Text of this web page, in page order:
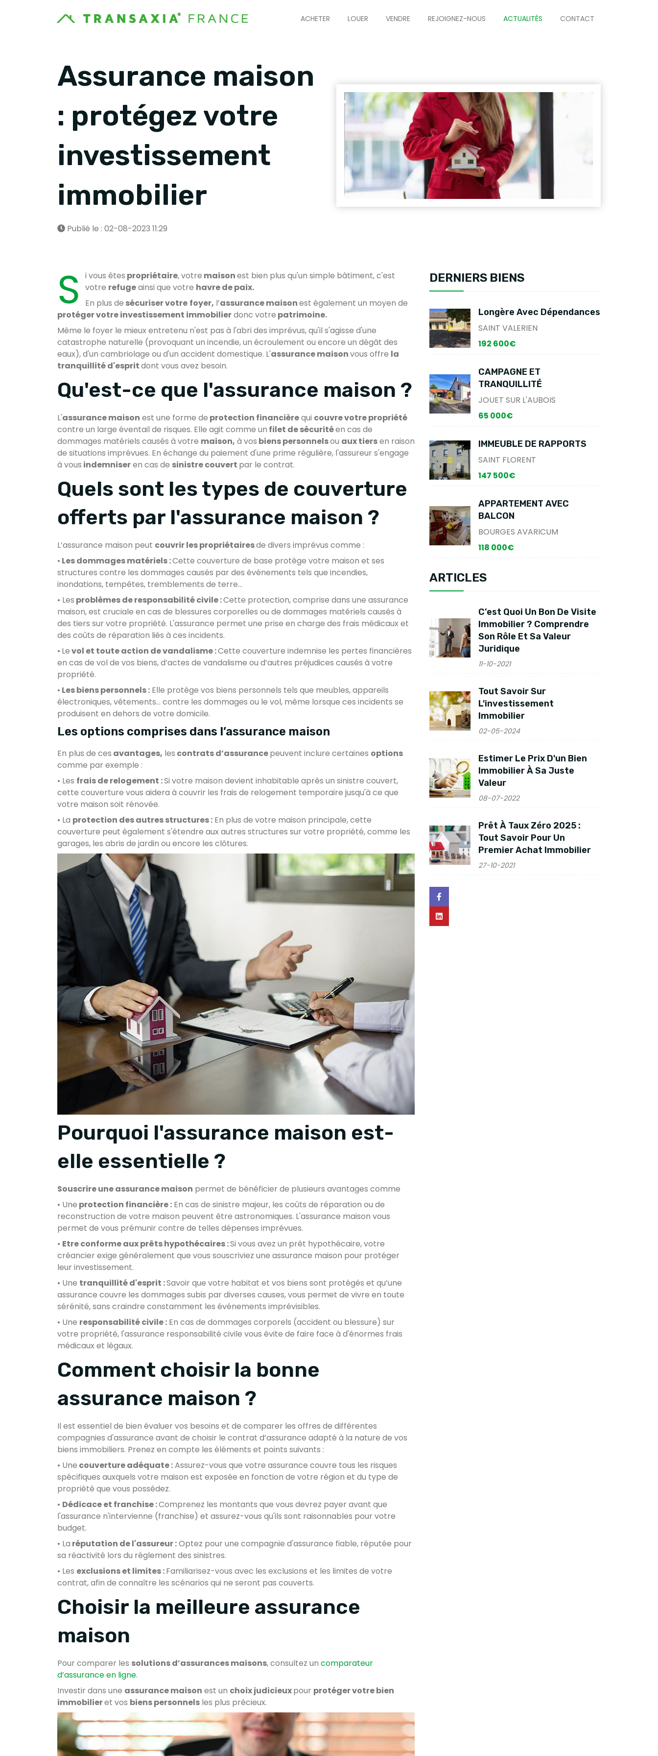
ACHETER LOUER VENDRE REJOIGNEZ-NOUS ACTUALITÉS CONTACT
Assurance maison
: protégez votre
investissement
immobilier
Publié le : 02-08-2023 11:29
S i vous êtes propriétaire, votre maisonest bien plus qu'un simple bâtiment, c'est
votre refugeainsi que votre havre de paix.
En plus de sécuriser votre foyer, l’assurance maisonest également un moyen de
protéger votre investissement immobilierdonc votre patrimoine.
Même le foyer le mieux entretenu n'est pas à l'abri des imprévus, qu'il s'agisse d'une
catastrophe naturelle (provoquant un incendie, un écroulement ou encore un dégât des
eaux), d'un cambriolage ou d'un accident domestique. L'assurance maisonvous offre la
tranquillité d'espritdont vous avez besoin.
Qu'est-ce que l'assurance maison ?
L'assurance maison est une forme de protection financièrequi couvre votre propriété
contre un large éventail de risques. Elle agit comme un filet de sécuritéen cas de
dommages matériels causés à votre maison, à vos biens personnelsou aux tiersen raison
de situations imprévues. En échange du paiement d'une prime régulière, l'assureur s'engage
à vous indemniseren cas de sinistre couvert par le contrat.
Quels sont les types de couverture
offerts par l'assurance maison ?
L’assurance maison peut couvrir les propriétairesde divers imprévus comme :
• Les dommages matériels :Cette couverture de base protège votre maison et ses
structures contre les dommages causés par des événements tels que incendies,
inondations, tempêtes, tremblements de terre…
• Les problèmes de responsabilité civile :Cette protection, comprise dans une assurance
maison, est cruciale en cas de blessures corporelles ou de dommages matériels causés à
des tiers sur votre propriété. L'assurance permet une prise en charge des frais médicaux et
des coûts de réparation liés à ces incidents.
• Levol et toute action de vandalisme :Cette couverture indemnise les pertes financières
en cas de vol de vos biens, d’actes de vandalisme ou d’autres préjudices causés à votre
propriété.
• Les biens personnels : Elle protège vos biens personnels tels que meubles, appareils
électroniques, vêtements… contre les dommages ou le vol, même lorsque ces incidents se
produisent en dehors de votre domicile.
Les options comprises dans l’assurance maison
En plus de ces avantages, les contrats d’assurancepeuvent inclure certaines options
comme par exemple :
• Les frais de relogement :Si votre maison devient inhabitable après un sinistre couvert,
cette couverture vous aidera à couvrir les frais de relogement temporaire jusqu'à ce que
votre maison soit rénovée.
• La protection des autres structures : En plus de votre maison principale, cette
couverture peut également s'étendre aux autres structures sur votre propriété, comme les
garages, les abris de jardin ou encore les clôtures.
Pourquoi l'assurance maison est-
elle essentielle ?
Souscrire une assurance maison permet de bénéficier de plusieurs avantages comme
• Une protection financière : En cas de sinistre majeur, les coûts de réparation ou de
reconstruction de votre maison peuvent être astronomiques. L'assurance maison vous
permet de vous prémunir contre de telles dépenses imprévues.
• Etre conforme aux prêts hypothécaires :Si vous avez un prêt hypothécaire, votre
créancier exige généralement que vous souscriviez une assurance maison pour protéger
leur investissement.
• Une tranquillité d'esprit :Savoir que votre habitat et vos biens sont protégés et qu’une
assurance couvre les dommages subis par diverses causes, vous permet de vivre en toute
sérénité, sans craindre constamment les événements imprévisibles.
• Une responsabilité civile : En cas de dommages corporels (accident ou blessure) sur
votre propriété, l'assurance responsabilité civile vous évite de faire face à d'énormes frais
médicaux et légaux.
Comment choisir la bonne
assurance maison ?
Il est essentiel de bien évaluer vos besoins et de comparer les offres de différentes
compagnies d'assurance avant de choisir le contrat d’assurance adapté à la nature de vos
biens immobiliers. Prenez en compte les éléments et points suivants :
• Une couverture adéquate :Assurez-vous que votre assurance couvre tous les risques
spécifiques auxquels votre maison est exposée en fonction de votre région et du type de
propriété que vous possédez.
• Dédicace et franchise :Comprenez les montants que vous devrez payer avant que
l'assurance n'intervienne (franchise) et assurez-vous qu'ils sont raisonnables pour votre
budget.
• La réputation de l'assureur :Optez pour une compagnie d'assurance fiable, réputée pour
sa réactivité lors du règlement des sinistres.
• Les exclusions et limites :Familiarisez-vous avec les exclusions et les limites de votre
contrat, afin de connaître les scénarios qui ne seront pas couverts.
Choisir la meilleure assurance
maison
Pour comparer les solutions d’assurances maisons, consultez un comparateur
d’assurance en ligne.
Investir dans une assurance maison est un choix judicieuxpour protéger votre bien
immobilieret vos biens personnels les plus précieux.
DERNIERS BIENS
Longère Avec Dépendances
SAINT VALERIEN
192 600€
CAMPAGNE ET
TRANQUILLITÉ
JOUET SUR L'AUBOIS
65 000€
IMMEUBLE DE RAPPORTS
SAINT FLORENT
147 500€
APPARTEMENT AVEC
BALCON
BOURGES AVARICUM
118 000€
ARTICLES
C’est Quoi Un Bon De Visite
Immobilier ? Comprendre
Son Rôle Et Sa Valeur
Juridique
11-10-2021
Tout Savoir Sur
L'investissement
Immobilier
02-05-2024
Estimer Le Prix D'un Bien
Immobilier À Sa Juste
Valeur
08-07-2022
Prêt À Taux Zéro 2025 :
Tout Savoir Pour Un
Premier Achat Immobilier
27-10-2021